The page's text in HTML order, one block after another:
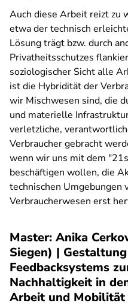
Auch diese Arbeit reizt zu
etwa der technisch
Lösung trägt bzw. durch
Privatheitsschutzes
soziologischer Sicht alle
ist die Hybridität der
wir Mischwesen sind, die
und materielle
verletzliche,
Verbraucher gebracht
wenn wir uns mit dem
beschäftigen wollen, die
technischen Umgebungen
Verbraucherwesen erst
Master: Anika
Siegen) |
Feedbacksystems
Nachhaltigkeit in
Arbeit und Mobilität